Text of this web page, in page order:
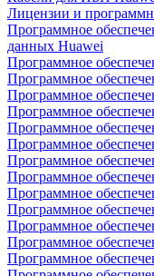
Лицензии и
Программное
данных Huawei
Программное
Программное
Программное
Программное
Программное
Программное
Программное
Программное
Программное
Программное
Программное
Программное
Программное